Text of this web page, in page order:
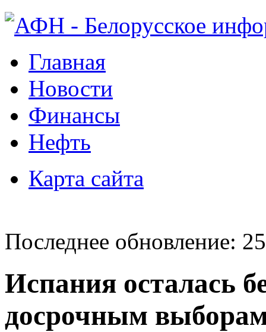
Главная
Новости
Финансы
Нефть
Карта сайта
Последнее обновление:
Испания осталась
досрочным